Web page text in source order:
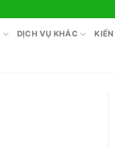
DỊCH VỤ KHÁC